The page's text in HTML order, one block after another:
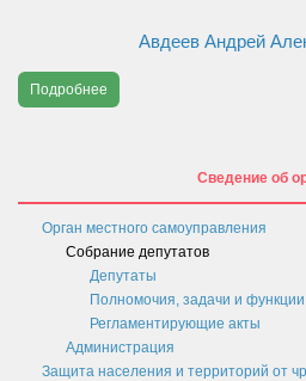
Полномочия,
Руководство
Полномочия.
Структурные
Перечень систем и
Авдеев Андрей
Подробнее
Сведение об
Орган местного самоуправления
Собрание депутатов
Депутаты
Полномочия, задачи и функции
Регламентирующие акты
Администрация
Защита населения и территорий от